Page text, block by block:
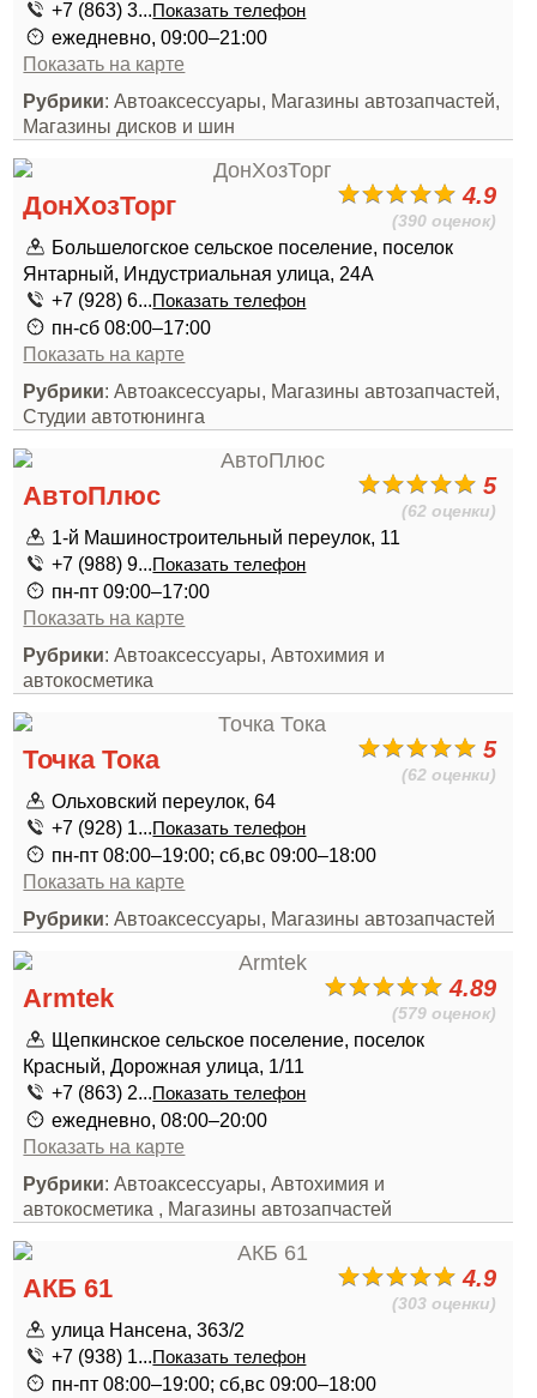
+7 (863) 3...Показать телефон
ежедневно, 09:00–21:00
Показать на карте
Рубрики: Автоаксессуары, Магазины автозапчастей,
Магазины дисков и шин
4.9
(390 оценок)
ДонХозТорг
Большелогское сельское поселение, поселок
Янтарный, Индустриальная улица, 24А
+7 (928) 6...Показать телефон
пн-сб 08:00–17:00
Показать на карте
Рубрики: Автоаксессуары, Магазины автозапчастей,
Студии автотюнинга
5
(62 оценки)
АвтоПлюс
1-й Машиностроительный переулок, 11
+7 (988) 9...Показать телефон
пн-пт 09:00–17:00
Показать на карте
Рубрики: Автоаксессуары, Автохимия и
автокосметика
5
(62 оценки)
Точка Тока
Ольховский переулок, 64
+7 (928) 1...Показать телефон
пн-пт 08:00–19:00; сб,вс 09:00–18:00
Показать на карте
Рубрики: Автоаксессуары, Магазины автозапчастей
4.89
(579 оценок)
Armtek
Щепкинское сельское поселение, поселок
Красный, Дорожная улица, 1/11
+7 (863) 2...Показать телефон
ежедневно, 08:00–20:00
Показать на карте
Рубрики: Автоаксессуары, Автохимия и
автокосметика , Магазины автозапчастей
4.9
(303 оценки)
АКБ 61
улица Нансена, 363/2
+7 (938) 1...Показать телефон
пн-пт 08:00–19:00; сб,вс 09:00–18:00